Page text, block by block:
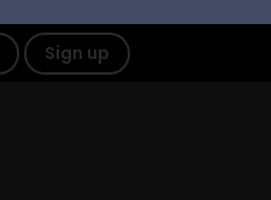
Sign up